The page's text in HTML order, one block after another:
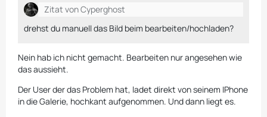
Zitat von Cyperghost
drehst du manuell das Bild beim bearbeiten/hochladen?
Nein hab ich nicht gemacht. Bearbeiten nur angesehen wie
das aussieht.
Der User der das Problem hat, ladet direkt von seinem IPhone
in die Galerie, hochkant aufgenommen. Und dann liegt es.